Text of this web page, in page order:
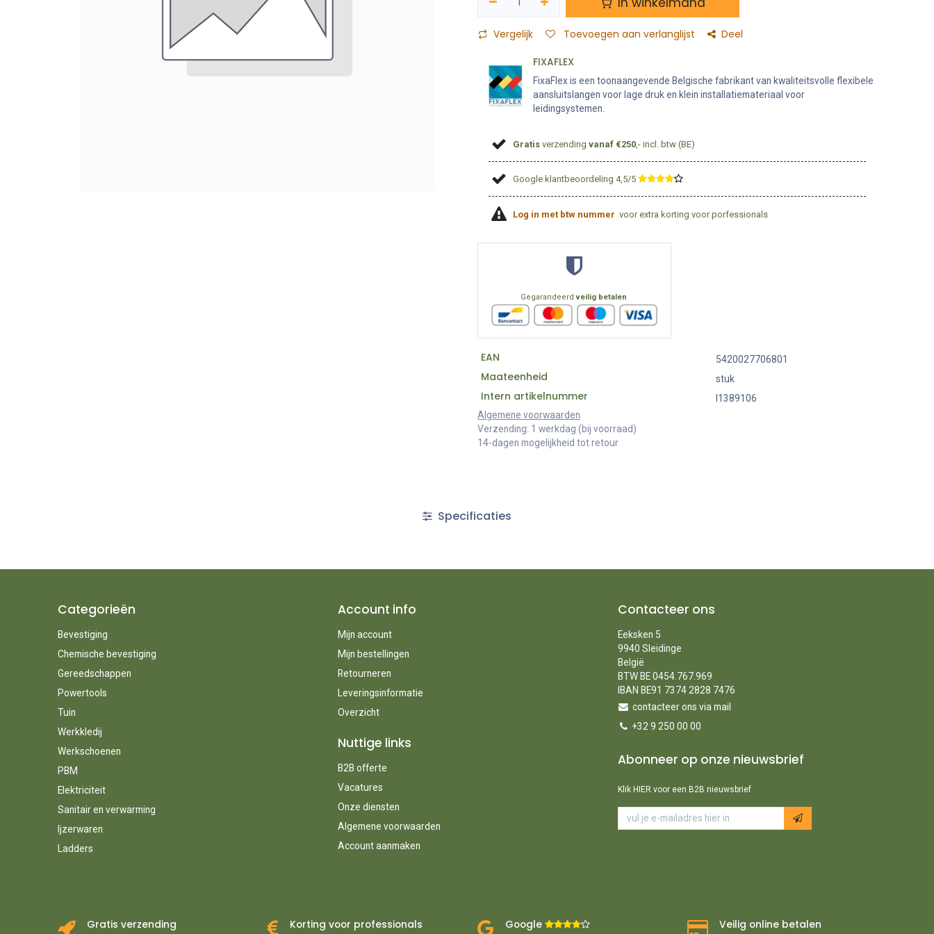
Vergelijk Toevoegen aan verlanglijst Deel
FIXAFLEX
FixaFlex is een toonaangevende Belgische fabrikant van kwaliteitsvolle flexibele
aansluitslangen voor lage druk en klein installatiemateriaal voor
leidingsystemen.
Gratis verzendingvanaf €250 ,- incl. btw (BE)
Google klantbeoordeling 4,5/5 ​
Log in met btw nummer voor extra korting voor porfessionals
Gegarandeerdveilig betalen
EAN 5420027706801
Maateenheid stuk
Intern artikelnummer
I1389106
Algemene voorwaarden
Verzending: 1 werkdag (bij voorraad)
14-dagen mogelijkheid tot retour
Specificaties
Categorieën
Bevestiging
Chemische bevestiging
Gereedschappen
Powertools
Tuin
Werkkledij
Werkschoenen
PBM
Elektriciteit
Sanitair en verwarming
Ijzerwaren
Ladders
Account info
Mijn account
Mijn bestellingen
Retourneren
Leveringsinformatie
Overzicht
Nuttige links
B2B offerte
Vacatures
Onze diensten
Algemene voorwaarden
Account aanmaken
Contacteer ons
Eeksken 5
9940 Sleidinge
België
BTW BE 0454.767.969
IBAN BE91 7374 2828 7476
contacteer ons via mail
+32 9 250 00 00
Abonneer op onze nieuwsbrief
Klik HIER voor een B2B nieuwsbrief
Gratis verzending Korting voor professionals Google ​ Veilig online betalen